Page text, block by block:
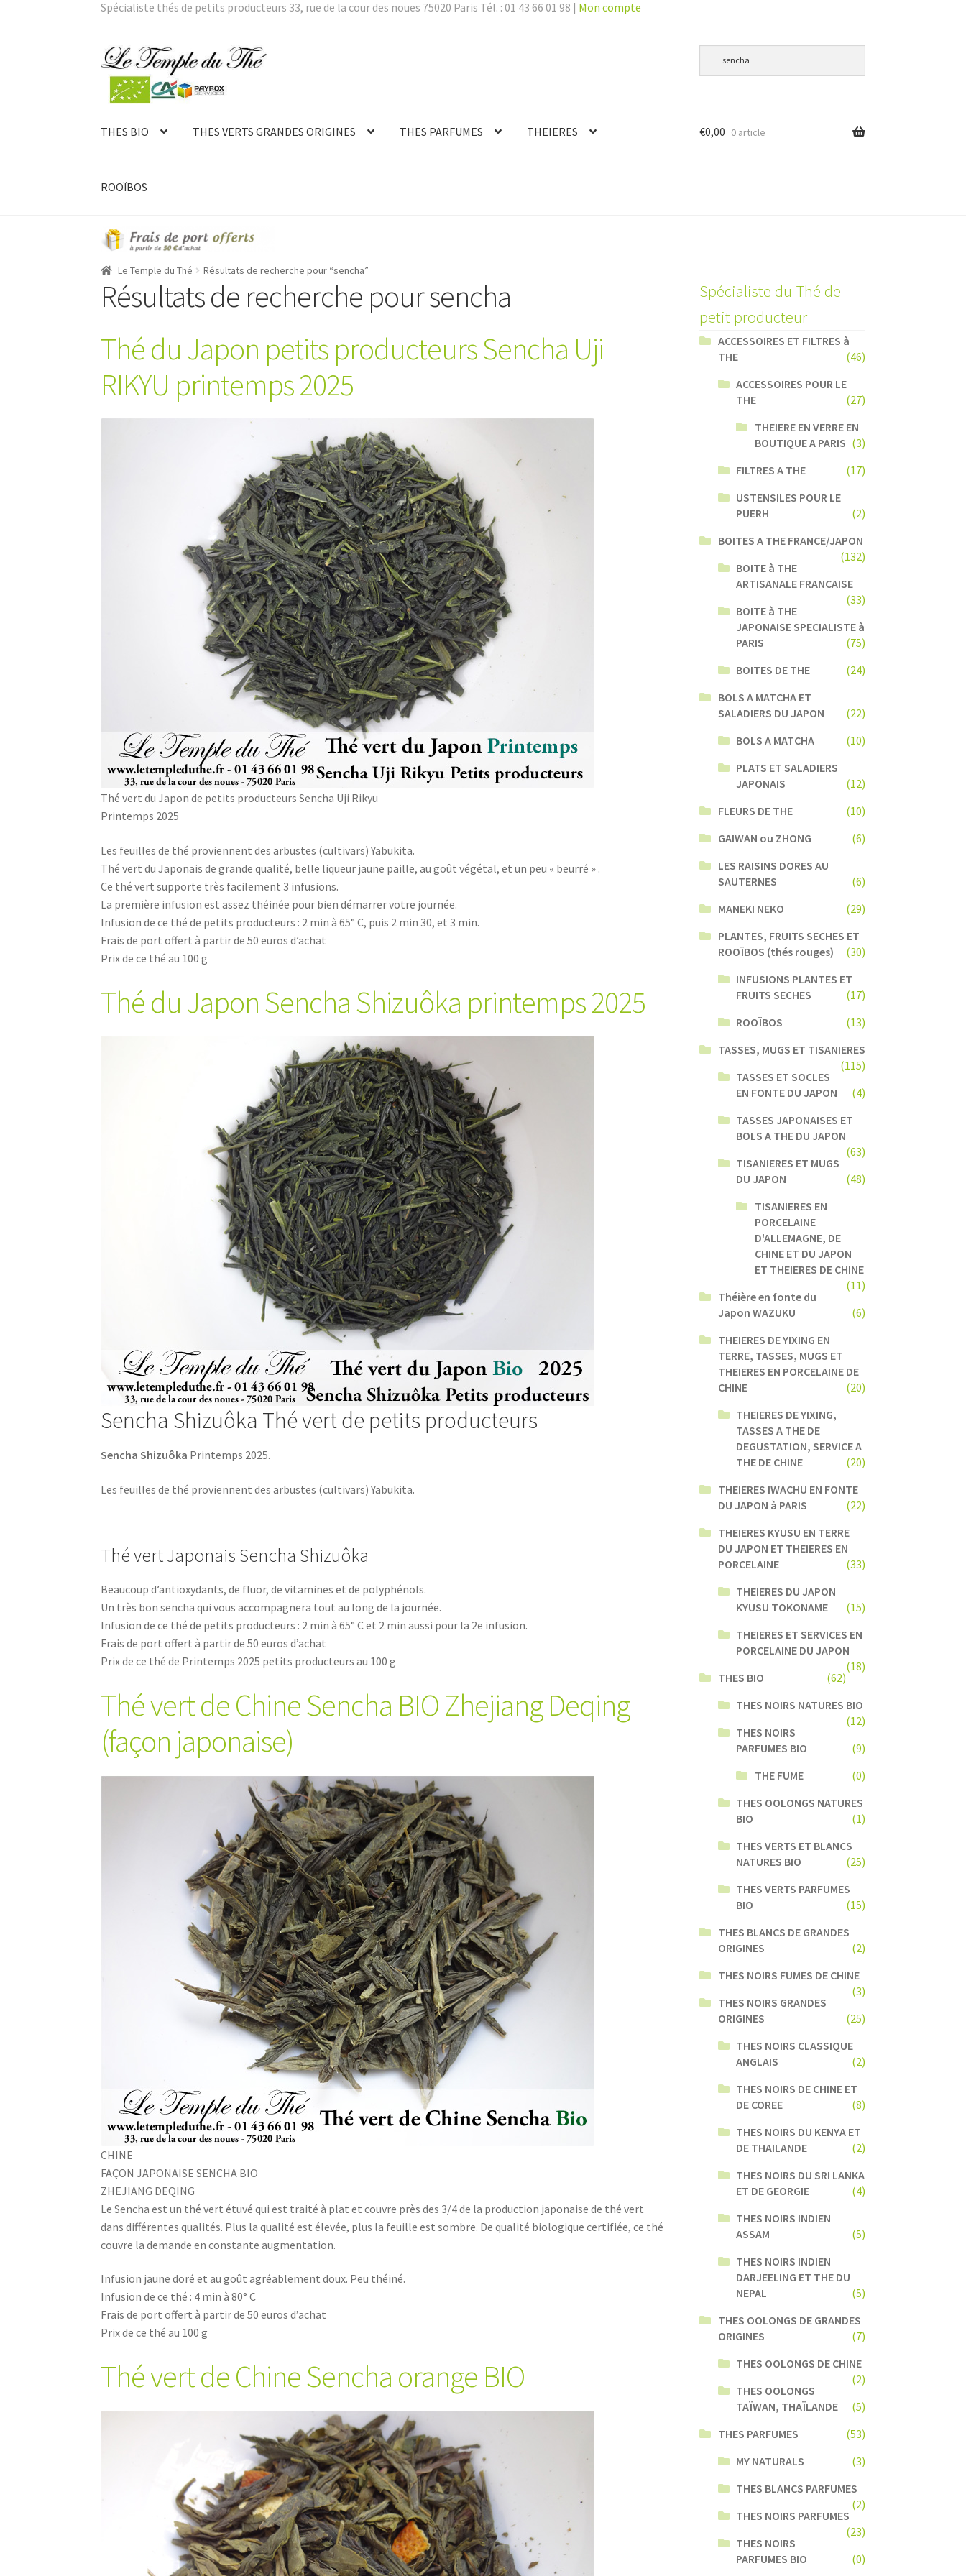
Spécialiste thés de petits producteurs 33, rue de la cour des noues 75020 Paris Tél. : 01 43 66 01 98 | Mon compte
Aller
à
navigation
Aller
au
contenu
THES BIO THES VERTS GRANDES ORIGINES THES PARFUMES THEIERES
ROOÏBOS
€0,00 0 article
Le Temple du Thé Résultats de recherche pour “sencha”
Résultats de recherche poursencha
Thé du Japon petits producteurs Sencha Uji
RIKYU printemps 2025
Thé vert du Japon de petits producteurs Sencha Uji Rikyu
Printemps 2025
Les feuilles de thé proviennent des arbustes (cultivars) Yabukita.
Thé vert du Japonais de grande qualité, belle liqueur jaune paille, au goût végétal, et un peu « beurré » .
Ce thé vert supporte très facilement 3 infusions.
La première infusion est assez théinée pour bien démarrer votre journée.
Infusion de ce thé de petits producteurs : 2 min à 65° C, puis 2 min 30, et 3 min.
Frais de port offert à partir de 50 euros d’achat
Prix de ce thé au 100 g
Thé du Japon Sencha Shizuôka printemps 2025
Sencha Shizuôka Thé vert de petits producteurs
Sencha Shizuôka Printemps 2025.
Les feuilles de thé proviennent des arbustes (cultivars) Yabukita.
Thé vert Japonais Sencha Shizuôka
Beaucoup d’antioxydants, de fluor, de vitamines et de polyphénols.
Un très bon sencha qui vous accompagnera tout au long de la journée.
Infusion de ce thé de petits producteurs : 2 min à 65° C et 2 min aussi pour la 2e infusion.
Frais de port offert à partir de 50 euros d’achat
Prix de ce thé de Printemps 2025 petits producteurs au 100 g
Thé vert de Chine Sencha BIO Zhejiang Deqing
(façon japonaise)
CHINE
FAÇON JAPONAISE SENCHA BIO
ZHEJIANG DEQING
Le Sencha est un thé vert étuvé qui est traité à plat et couvre près des 3/4 de la production japonaise de thé vert
dans différentes qualités. Plus la qualité est élevée, plus la feuille est sombre. De qualité biologique certifiée, ce thé
couvre la demande en constante augmentation.
Infusion jaune doré et au goût agréablement doux. Peu théiné.
Infusion de ce thé : 4 min à 80° C
Frais de port offert à partir de 50 euros d’achat
Prix de ce thé au 100 g
Thé vert de Chine Sencha orange BIO
Spécialiste du Thé de
petit producteur
ACCESSOIRES ET FILTRES à
THE
(46)
ACCESSOIRES POUR LE
THE
(27)
THEIERE EN VERRE EN
BOUTIQUE A PARIS (3)
FILTRES A THE
(17)
USTENSILES POUR LE
PUERH
(2)
BOITES A THE FRANCE/JAPON
(132)
BOITE à THE
ARTISANALE FRANCAISE
(33)
BOITE à THE
JAPONAISE SPECIALISTE à
PARIS
(75)
BOITES DE THE
(24)
BOLS A MATCHA ET
SALADIERS DU JAPON
(22)
BOLS A MATCHA
(10)
PLATS ET SALADIERS
JAPONAIS
(12)
FLEURS DE THE
(10)
GAIWAN ou ZHONG
(6)
LES RAISINS DORES AU
SAUTERNES
(6)
MANEKI NEKO
(29)
PLANTES, FRUITS SECHES ET
ROOÏBOS (thés rouges)
(30)
INFUSIONS PLANTES ET
FRUITS SECHES
(17)
ROOÏBOS
(13)
TASSES, MUGS ET TISANIERES
(115)
TASSES ET SOCLES
EN FONTE DU JAPON
(4)
TASSES JAPONAISES ET
BOLS A THE DU JAPON
(63)
TISANIERES ET MUGS
DU JAPON
(48)
TISANIERES EN
PORCELAINE
D'ALLEMAGNE, DE
CHINE ET DU JAPON
ET THEIERES DE CHINE
(11)
Théière en fonte du
Japon WAZUKU
(6)
THEIERES DE YIXING EN
TERRE, TASSES, MUGS ET
THEIERES EN PORCELAINE DE
CHINE
(20)
THEIERES DE YIXING,
TASSES A THE DE
DEGUSTATION, SERVICE A
THE DE CHINE
(20)
THEIERES IWACHU EN FONTE
DU JAPON à PARIS
(22)
THEIERES KYUSU EN TERRE
DU JAPON ET THEIERES EN
PORCELAINE
(33)
THEIERES DU JAPON
KYUSU TOKONAME
(15)
THEIERES ET SERVICES EN
PORCELAINE DU JAPON
(18)
THES BIO
(62)
THES NOIRS NATURES BIO
(12)
THES NOIRS
PARFUMES BIO
(9)
THE FUME
(0)
THES OOLONGS NATURES
BIO
(1)
THES VERTS ET BLANCS
NATURES BIO
(25)
THES VERTS PARFUMES
BIO
(15)
THES BLANCS DE GRANDES
ORIGINES
(2)
THES NOIRS FUMES DE CHINE
(3)
THES NOIRS GRANDES
ORIGINES
(25)
THES NOIRS CLASSIQUE
ANGLAIS
(2)
THES NOIRS DE CHINE ET
DE COREE
(8)
THES NOIRS DU KENYA ET
DE THAILANDE
(2)
THES NOIRS DU SRI LANKA
ET DE GEORGIE
(4)
THES NOIRS INDIEN
ASSAM
(5)
THES NOIRS INDIEN
DARJEELING ET THE DU
NEPAL
(5)
THES OOLONGS DE GRANDES
ORIGINES
(7)
THES OOLONGS DE CHINE
(2)
THES OOLONGS
TAÏWAN, THAÏLANDE
(5)
THES PARFUMES
(53)
MY NATURALS
(3)
THES BLANCS PARFUMES
(2)
THES NOIRS PARFUMES
(23)
THES NOIRS
PARFUMES BIO
(0)